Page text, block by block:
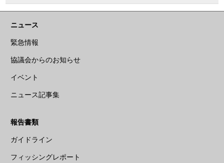
ニュース
緊急情報
協議会からのお知らせ
イベント
ニュース記事集
報告書類
ガイドライン
フィッシングレポート